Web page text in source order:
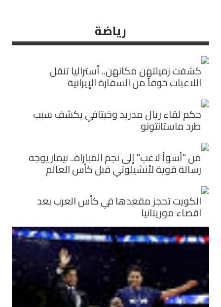
رياضة
كشفت زميلتهن مكانهن.. أستراليا تنقل
اللاعبات خوفاً من السفارة الإيرانية
حكم لقاء ريال مدريد وخيتافي يكشف سبب
طرد ماستانتونو
من "أسوأ لاعب" إلى نجم المباراة.. نيمار يوجه
رسالة قوية لأنشيلوتي قبل كأس العالم
الكويت تحجز مقعدها في كأس العرب بعد
اقصاء موريتانيا